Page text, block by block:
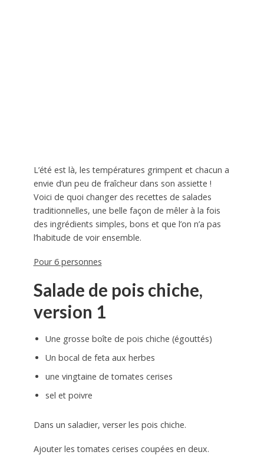
L’été est là, les températures grimpent et chacun a
envie d’un peu de fraîcheur dans son assiette !
Voici de quoi changer des recettes de salades
traditionnelles, une belle façon de mêler à la fois
des ingrédients simples, bons et que l’on n’a pas
l’habitude de voir ensemble.
Pour 6 personnes
Salade de pois chiche,
version 1
Une grosse boîte de pois chiche (égouttés)
Un bocal de feta aux herbes
une vingtaine de tomates cerises
sel et poivre
Dans un saladier, verser les pois chiche.
Ajouter les tomates cerises coupées en deux.